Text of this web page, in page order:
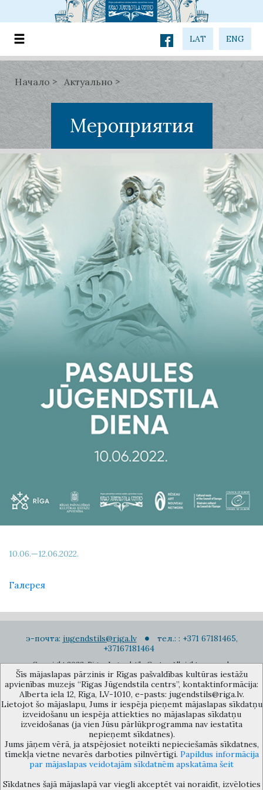
LAT ENG
Начало Актуально
Мероприятия
10.06.—12.06.2022.
Галерея
э-почта: jugendstils@riga.lv
тел.: : +371 67181465,
+37167181464
Copyright 2022. Rigas Jugendstila Centrs. All right reserved.
Подписаться на новости
Музей объединения культурных учереждений Рижского
самоуправления «Рижский центр югендстиля», улица Альберта 12,
Рига, LV 1010, Латвия (дверной код: 12), jugendstils@riga.lv
Šīs mājaslapas pārzinis ir Rīgas pašvaldības kultūras iestāžu
apvienības muzejs “Rīgas Jūgendstila centrs”, kontaktinformācija:
Alberta iela 12, Rīga, LV-1010, e-pasts: jugendstils@riga.lv.
Lietojot šo mājaslapu, Jums ir iespēja pieņemt mājaslapas sīkdatņu
izveidošanu un iespēja attiekties no mājaslapas sīkdatņu
izveidošanas (ja vien Jūsu pārlūkprogramma nav iestatīta
nepieņemt sīkdatnes).
Jums jāņem vērā, ja atspējosiet noteikti nepieciešamās sīkdatnes,
tīmekļa vietne nevarēs darboties pilnvērtīgi. Papildus informācija
par mājaslapas veidotajām sīkdatnēm apskatāma šeit
Sīkdatnes šajā mājaslapā var viegli akceptēt vai noraidīt, izvēloties